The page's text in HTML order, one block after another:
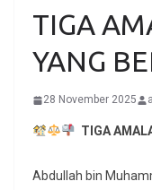
TIGA
YANG
28 November 2025
TIGA
Abdullah bin